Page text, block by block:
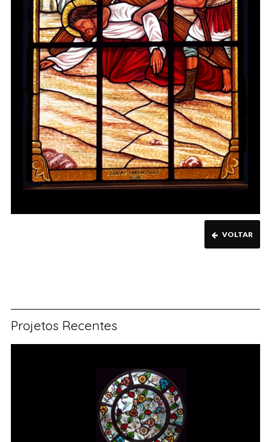
VOLTAR
Projetos Recentes